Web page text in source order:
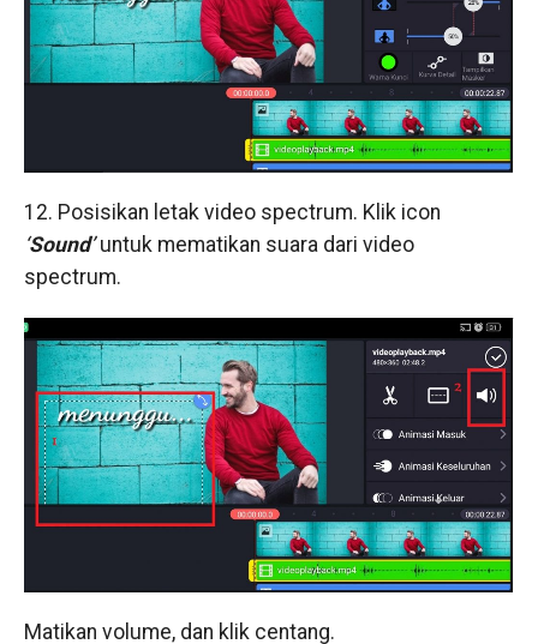
12. Posisikan letak video spectrum. Klik icon
‘Sound’untuk mematikan suara dari video
spectrum.
Matikan volume, dan klik centang.